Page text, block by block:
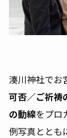
湊川神社でお
可否／ご祈祷
の動線をプロ
例写真ととも